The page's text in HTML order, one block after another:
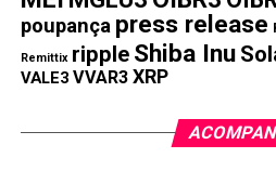
poupança press release
Remittix ripple Shiba Inu
VALE3 VVAR3 XRP